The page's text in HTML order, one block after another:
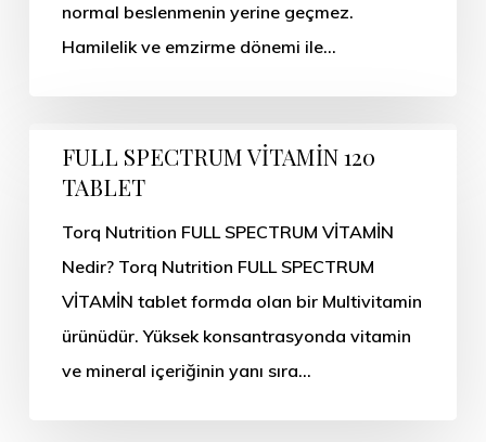
normal beslenmenin yerine geçmez.
Hamilelik ve emzirme dönemi ile…
FULL SPECTRUM VİTAMİN 120
TABLET
Torq Nutrition FULL SPECTRUM VİTAMİN
Nedir? Torq Nutrition FULL SPECTRUM
VİTAMİN tablet formda olan bir Multivitamin
ürünüdür. Yüksek konsantrasyonda vitamin
ve mineral içeriğinin yanı sıra…